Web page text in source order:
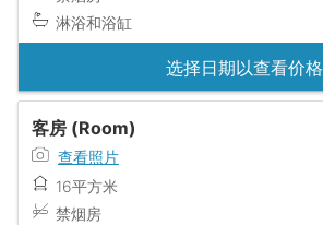
淋浴和浴缸
选择日期以查看价格
客房 (Room)
查看照片
16平方米
禁烟房